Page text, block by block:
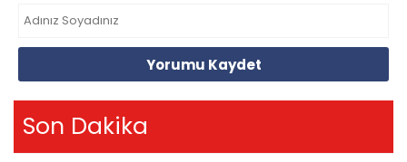
Yorumu Kaydet
Son Dakika